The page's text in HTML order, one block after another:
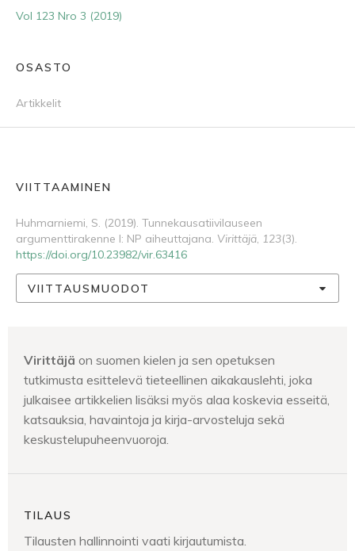
Vol 123 Nro 3 (2019)
OSASTO
Artikkelit
VIITTAAMINEN
Huhmarniemi, S. (2019). Tunnekausatiivilauseen
argumenttirakenne I: NP aiheuttajana. Virittäjä, 123(3).
https://doi.org/10.23982/vir.63416
VIITTAUSMUODOT
Virittäjä on suomen kielen ja sen opetuksen
tutkimusta esittelevä tieteellinen aikakauslehti, joka
julkaisee artikkelien lisäksi myös alaa koskevia esseitä,
katsauksia, havaintoja ja kirja-arvosteluja sekä
keskustelupuheenvuoroja.
TILAUS
Tilausten hallinnointi vaati kirjautumista.